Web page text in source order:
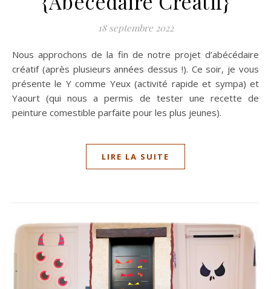
18 septembre 2022
Nous approchons de la fin de notre projet d’abécédaire
créatif (après plusieurs années dessus !). Ce soir, je vous
présente le Y comme Yeux (activité rapide et sympa) et
Yaourt (qui nous a permis de tester une recette de
peinture comestible parfaite pour les plus jeunes).
LIRE LA SUITE